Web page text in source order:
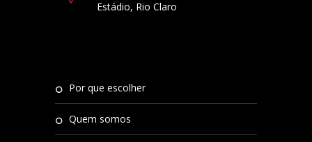
Estádio, Rio Claro
por que escolher
quem somos